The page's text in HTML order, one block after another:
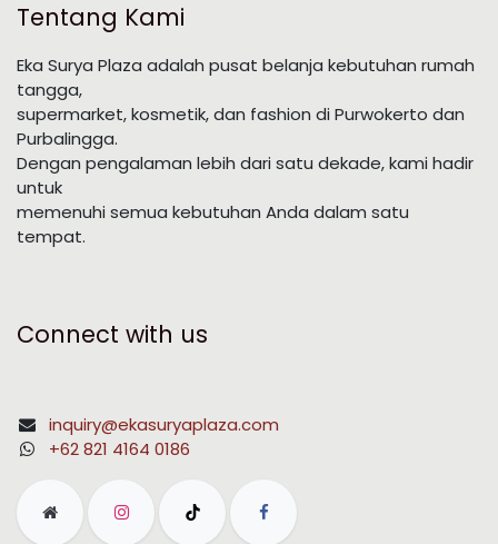
Tentang Kami
Eka Surya Plaza adalah pusat belanja kebutuhan rumah
tangga,
supermarket, kosmetik, dan fashion di Purwokerto dan
Purbalingga.
Dengan pengalaman lebih dari satu dekade, kami hadir
untuk
memenuhi semua kebutuhan Anda dalam satu
tempat.
Connect with us
inquiry@ekasuryaplaza.com
+62 821 4164 0186